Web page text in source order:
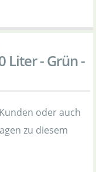
Liter - Grün -
oder auch
zu diesem